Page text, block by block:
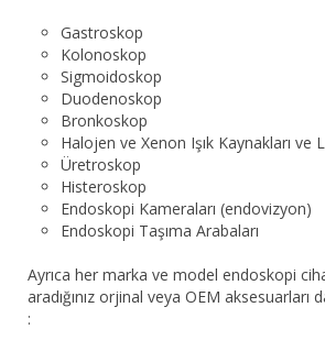
Gastroskop
Kolonoskop
Sigmoidoskop
Duodenoskop
Bronkoskop
Halojen ve Xenon Işık Kaynakları ve
Üretroskop
Histeroskop
Endoskopi Kameraları (endovizyon)
Endoskopi Taşıma Arabaları
Ayrıca her marka ve model endoskopi
aradığınız orjinal veya OEM
: